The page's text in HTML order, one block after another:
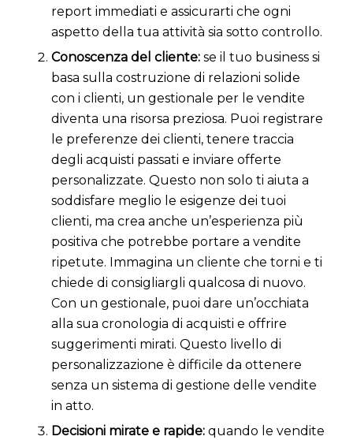
report immediati e assicurarti che ogni
aspetto della tua attività sia sotto controllo.
Conoscenza del cliente: se il tuo business si
basa sulla costruzione di relazioni solide
con i clienti, un gestionale per le vendite
diventa una risorsa preziosa. Puoi registrare
le preferenze dei clienti, tenere traccia
degli acquisti passati e inviare offerte
personalizzate. Questo non solo ti aiuta a
soddisfare meglio le esigenze dei tuoi
clienti, ma crea anche un’esperienza più
positiva che potrebbe portare a vendite
ripetute. Immagina un cliente che torni e ti
chiede di consigliargli qualcosa di nuovo.
Con un gestionale, puoi dare un’occhiata
alla sua cronologia di acquisti e offrire
suggerimenti mirati. Questo livello di
personalizzazione è difficile da ottenere
senza un sistema di gestione delle vendite
in atto.
Decisioni mirate e rapide: quando le vendite